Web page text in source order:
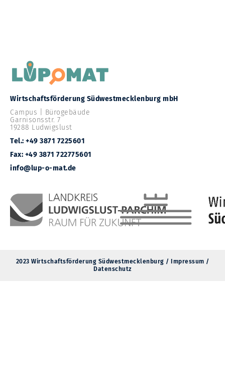
Wirtschaftsförderung Südwestmecklenburg mbH
Campus | Bürogebäude
Garnisonsstr. 7
19288 Ludwigslust
Tel.: +49 3871 7225601
Fax: +49 3871 722775601
info@lup-o-mat.de
2023 Wirtschaftsförderung Südwestmecklenburg / Impressum /
Datenschutz